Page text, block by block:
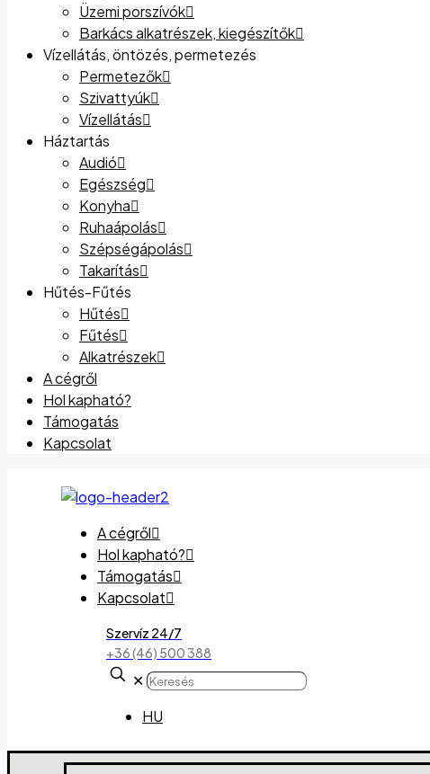
Üzemi porszívók
Barkács alkatrészek, kiegészítők
Vízellátás, öntözés, permetezés
Permetezők
Szivattyúk
Vízellátás
Háztartás
Audió
Egészség
Konyha
Ruhaápolás
Szépségápolás
Takarítás
Hűtés-Fűtés
Hűtés
Fűtés
Alkatrészek
A cégről
Hol kapható?
Támogatás
Kapcsolat
A cégről
Hol kapható?
Támogatás
Kapcsolat
Szervíz 24/7
+36 (46) 500 388
✕
HU